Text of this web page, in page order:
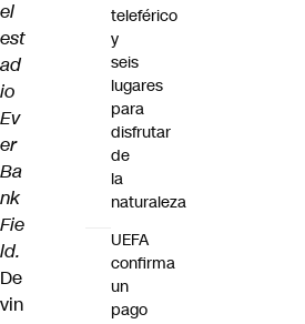
el
est
ad
io
Ev
er
Ba
nk
Fie
ld.
De
vin
teleférico
y
seis
lugares
para
disfrutar
de
la
naturaleza
UEFA
confirma
un
pago